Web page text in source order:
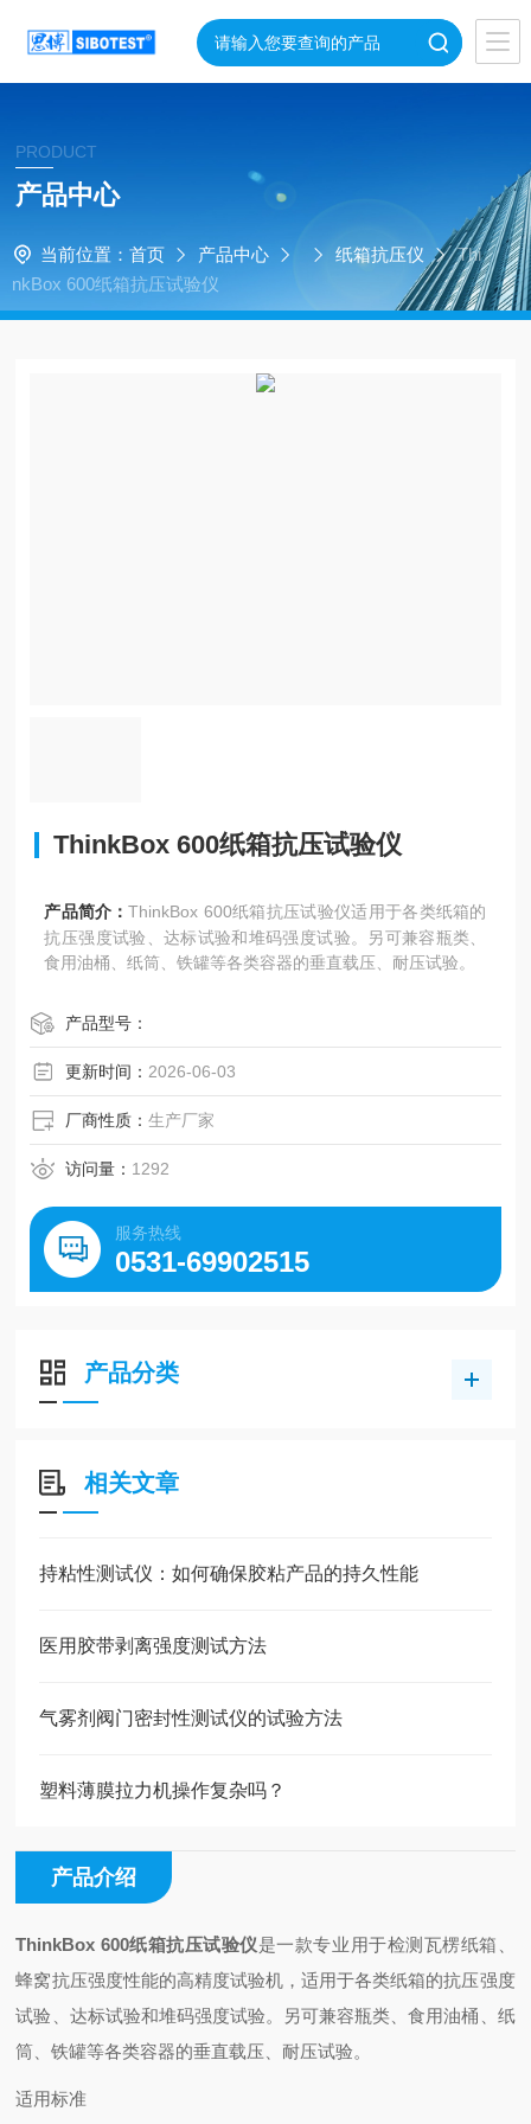
PRODUCT
产品中心
当前位置： 首页 产品中心 纸箱抗压仪
Thi
nkBox 600纸箱抗压试验仪
ThinkBox 600纸箱抗压试验仪
产品简介：ThinkBox 600纸箱抗压试验仪适用于各类纸箱的
抗压强度试验、达标试验和堆码强度试验。另可兼容瓶类、
食用油桶、纸筒、铁罐等各类容器的垂直载压、耐压试验。
产品型号：
更新时间： 2026-06-03
厂商性质：生产厂家
访问量： 1292
服务热线
0531-69902515
产品分类
相关文章
持粘性测试仪：如何确保胶粘产品的持久性能
医用胶带剥离强度测试方法
气雾剂阀门密封性测试仪的试验方法
塑料薄膜拉力机操作复杂吗？
产品介绍
ThinkBox 600纸箱抗压试验仪是一款专业用于检测瓦楞纸箱、
蜂窝抗压强度性能的高精度试验机，适用于各类纸箱的抗压强度
试验、达标试验和堆码强度试验。另可兼容瓶类、食用油桶、纸
筒、铁罐等各类容器的垂直载压、耐压试验。
适用标准